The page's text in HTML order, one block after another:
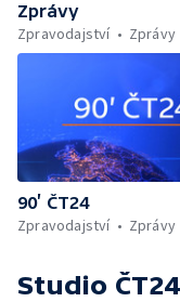
Zprávy
Zpravodajství
Zprávy
90’ ČT24
Zpravodajství
Zprávy
Studio ČT24